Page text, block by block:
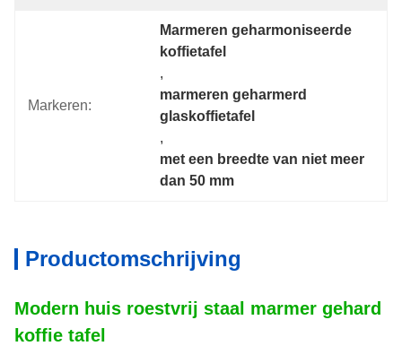
Markeren:
Marmeren geharmoniseerde
koffietafel
,
marmeren geharmerd
glaskoffietafel
,
met een breedte van niet meer
dan 50 mm
Productomschrijving
Modern huis roestvrij staal marmer gehard
koffie tafel